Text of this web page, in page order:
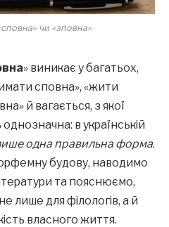
чи «зповна»
» виникає у багатьох,
сповна», «жити
й вагається, з якої
в українській
одна правильна форма.
будову, наводимо
та пояснюємо,
лише для філологів, а й
власного життя.